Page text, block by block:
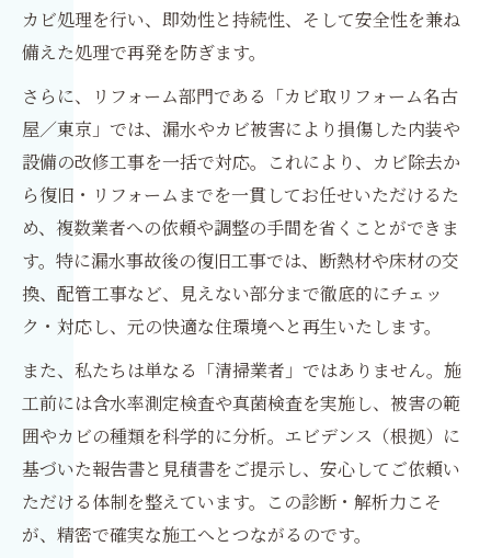
カビ処理を行い、即効性と持続性、そして安全性を兼ね
備えた処理で再発を防ぎます。
さらに、リフォーム部門である「カビ取リフォーム名古
屋／東京」では、漏水やカビ被害により損傷した内装や
設備の改修工事を一括で対応。これにより、カビ除去か
ら復旧・リフォームまでを一貫してお任せいただけるた
め、複数業者への依頼や調整の手間を省くことができま
す。特に漏水事故後の復旧工事では、断熱材や床材の交
換、配管工事など、見えない部分まで徹底的にチェッ
ク・対応し、元の快適な住環境へと再生いたします。
また、私たちは単なる「清掃業者」ではありません。施
工前には含水率測定検査や真菌検査を実施し、被害の範
囲やカビの種類を科学的に分析。エビデンス（根拠）に
基づいた報告書と見積書をご提示し、安心してご依頼い
ただける体制を整えています。この診断・解析力こそ
が、精密で確実な施工へとつながるのです。